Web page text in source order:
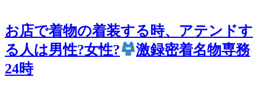
お店で着物の着装する時、アテンドす
る人は男性?女性?
激録密着名物専務
24時